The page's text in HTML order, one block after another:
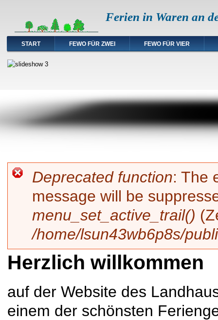
Ferien in Waren an
START FEWO FÜR ZWEI FEWO FÜR VIER
Fehlermeldung
Deprecated function: The
message will be
menu_set_active_trail()
/home/lsun43wb6p8s/
Herzlich willkommen
auf der Website des
einem der schönsten